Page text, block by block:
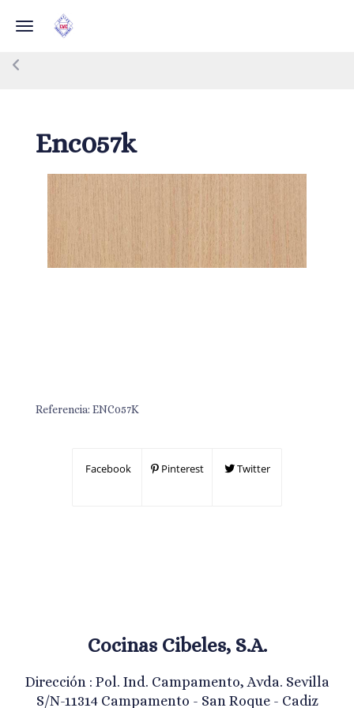
Toggle navigation
Enc057k
Referencia: ENC057K
Facebook Pinterest Twitter
Cocinas Cibeles, S.A.
Dirección : Pol. Ind. Campamento, Avda. Sevilla
S/N-11314 Campamento - San Roque - Cadiz